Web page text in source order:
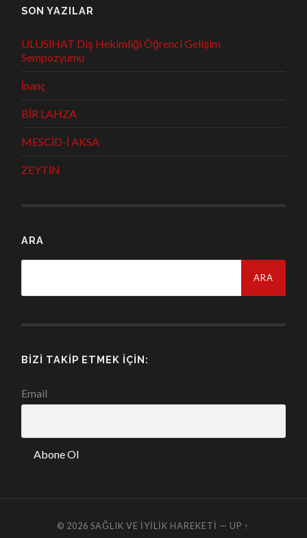
SON YAZILAR
ULUSİHAT Diş Hekimliği Öğrenci Gelişim
Sempozyumu
İnanç
BİR LAHZA
MESCİD-İ AKSA
ZEYTİN
ARA
BIZI TAKIP ETMEK İÇIN:
Email
© 2026SAĞLIK VE İYILIK HAREKETI — UP ↑